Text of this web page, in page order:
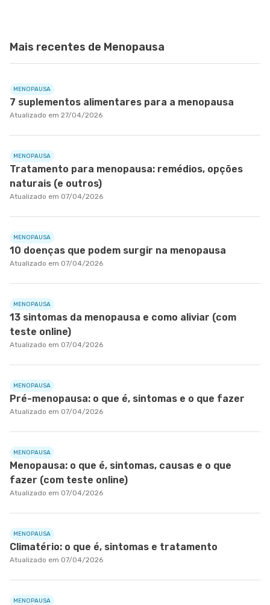
Mais recentes de Menopausa
MENOPAUSA
7 suplementos alimentares para a menopausa
Atualizado em 27/04/2026
MENOPAUSA
Tratamento para menopausa: remédios, opções
naturais (e outros)
Atualizado em 07/04/2026
MENOPAUSA
10 doenças que podem surgir na menopausa
Atualizado em 07/04/2026
MENOPAUSA
13 sintomas da menopausa e como aliviar (com
teste online)
Atualizado em 07/04/2026
MENOPAUSA
Pré-menopausa: o que é, sintomas e o que fazer
Atualizado em 07/04/2026
MENOPAUSA
Menopausa: o que é, sintomas, causas e o que
fazer (com teste online)
Atualizado em 07/04/2026
MENOPAUSA
Climatério: o que é, sintomas e tratamento
Atualizado em 07/04/2026
MENOPAUSA